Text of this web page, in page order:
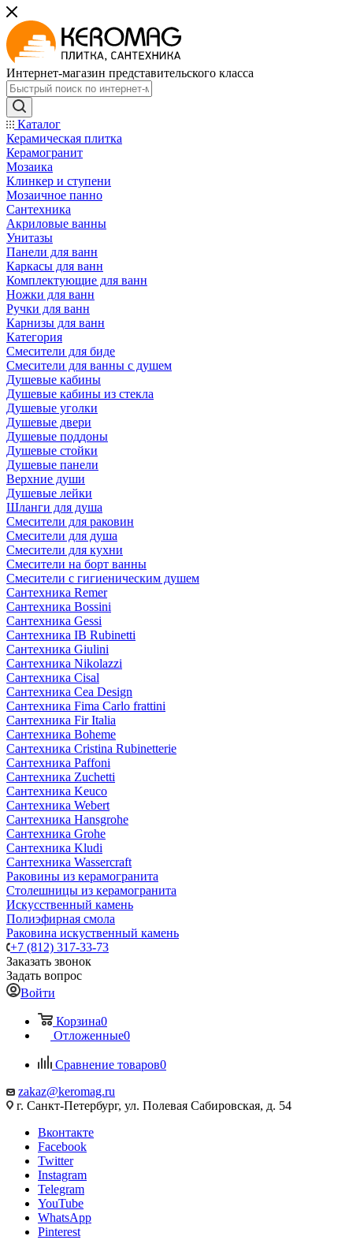
Интернет-магазин представительского класса
Каталог
Керамическая плитка
Керамогранит
Мозаика
Клинкер и ступени
Мозаичное панно
Сантехника
Акриловые ванны
Унитазы
Панели для ванн
Каркасы для ванн
Комплектующие для ванн
Ножки для ванн
Ручки для ванн
Карнизы для ванн
Категория
Смесители для биде
Смесители для ванны с душем
Душевые кабины
Душевые кабины из стекла
Душевые уголки
Душевые двери
Душевые поддоны
Душевые стойки
Душевые панели
Верхние души
Душевые лейки
Шланги для душа
Смесители для раковин
Смесители для душа
Смесители для кухни
Смесители на борт ванны
Смесители с гигиеническим душем
Сантехника Remer
Сантехника Bossini
Сантехника Gessi
Сантехника IB Rubinetti
Сантехника Giulini
Сантехника Nikolazzi
Сантехника Cisal
Сантехника Cea Design
Сантехника Fima Carlo frattini
Сантехника Fir Italia
Сантехника Boheme
Сантехника Cristina Rubinetterie
Сантехника Paffoni
Сантехника Zuchetti
Сантехника Keuco
Сантехника Webert
Сантехника Hansgrohe
Сантехника Grohe
Сантехника Kludi
Сантехника Wassercraft
Раковины из керамогранита
Столешницы из керамогранита
Искусственный камень
Полиэфирная смола
Раковина искуственный камень
+7 (812) 317-33-73
Заказать звонок
Задать вопрос
Войти
Корзина0
Отложенные0
Сравнение товаров0
zakaz@keromag.ru
г. Санкт-Петербург, ул. Полевая Сабировская, д. 54
Вконтакте
Facebook
Twitter
Instagram
Telegram
YouTube
WhatsApp
Pinterest